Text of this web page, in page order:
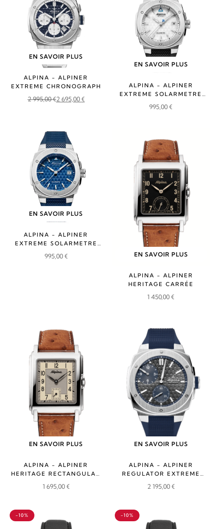
EN SAVOIR PLUS
ALPINA - ALPINER
EXTREME CHRONOGRAPH
2 995,00€
Le
initial
était :
2
995,00 €.
2 695,00€
Le
actuel
est :
2
695,00 €.
EN SAVOIR PLUS
ALPINA - ALPINER
EXTREME SOLARMETRE
RUBBER
995,00€
EN SAVOIR PLUS
ALPINA - ALPINER
EXTREME SOLARMETRE
RUBBER
995,00€ EN SAVOIR PLUS
ALPINA - ALPINER
HERITAGE CARRÉE
1 450,00€
EN SAVOIR PLUS
ALPINA - ALPINER
HERITAGE RECTANGULAR
1 695,00€
EN SAVOIR PLUS
ALPINA - ALPINER
REGULATOR EXTREME
EDITION
2 195,00€
-10% -10%